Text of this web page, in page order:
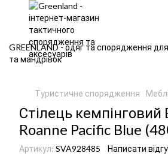
GREENLAND - одяг та спорядження
та мандрівок
Туристичне спорядження
Стілець кемпінговий
Roanne Pacific Blue
Артикул: SVA928485 Написати